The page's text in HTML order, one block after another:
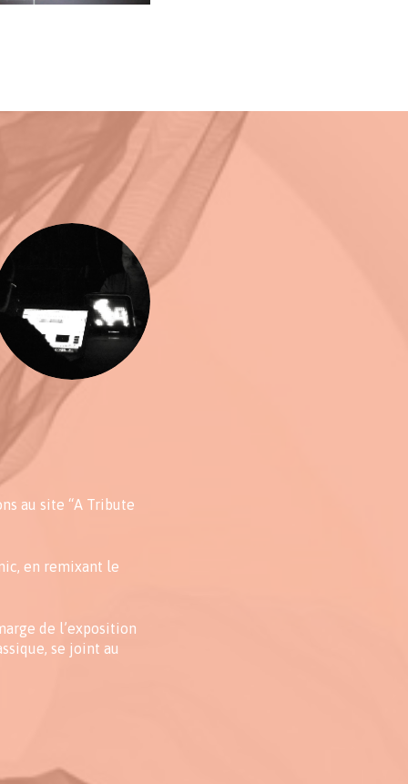
au site “A Tribute
en remixant le
de l’exposition
se joint au